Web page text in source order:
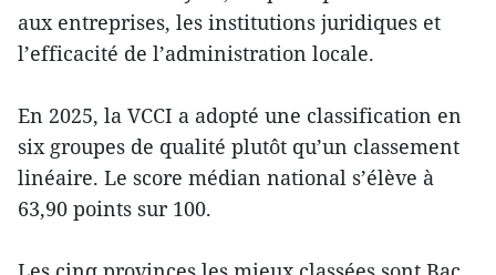
aux entreprises, les institutions juridiques et
l’efficacité de l’administration locale.
En 2025, la VCCI a adopté une classification en
six groupes de qualité plutôt qu’un classement
linéaire. Le score médian national s’élève à
63,90 points sur 100.